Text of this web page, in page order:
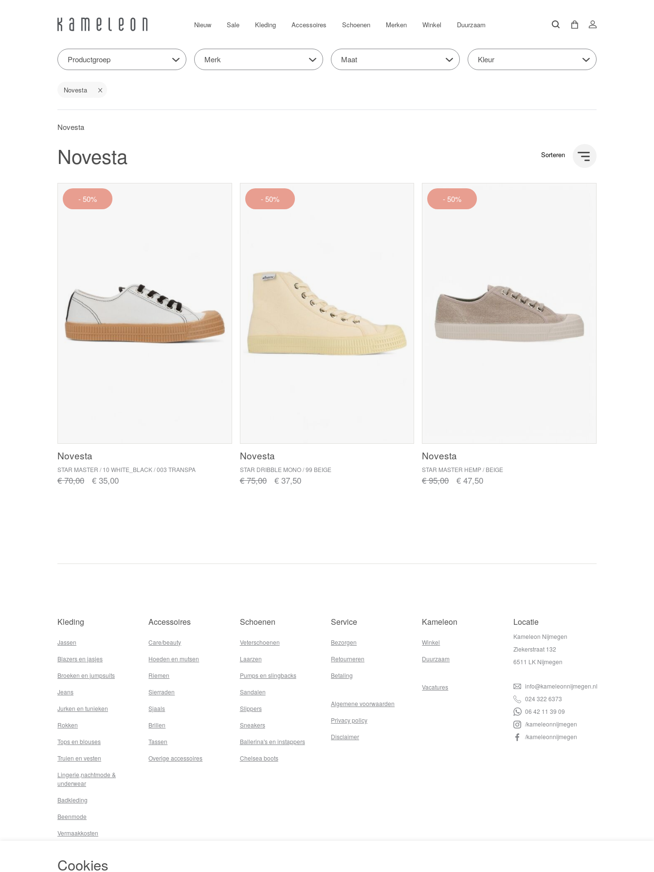
Nieuw Sale Kleding Accessoires Schoenen Merken Winkel Duurzaam
Productgroep Merk Maat Kleur
Novesta
Novesta
Novesta Sorteren
- 50%
Novesta
STAR MASTER / 10 WHITE_BLACK / 003 TRANSPA
€ 70,00 € 35,00
- 50%
Novesta
STAR DRIBBLE MONO / 99 BEIGE
€ 75,00 € 37,50
- 50%
Novesta
STAR MASTER HEMP / BEIGE
€ 95,00 € 47,50
Kleding
Jassen
Blazers en jasjes
Broeken en jumpsuits
Jeans
Jurken en tunieken
Rokken
Tops en blouses
Truien en vesten
Lingerie,nachtmode &
underwear
Badkleding
Beenmode
Vermaakkosten
Overige
Accessoires
Care/beauty
Hoeden en mutsen
Riemen
Sierraden
Sjaals
Brillen
Tassen
Overige accessoires
Schoenen
Veterschoenen
Laarzen
Pumps en slingbacks
Sandalen
Slippers
Sneakers
Ballerina's en instappers
Chelsea boots
Service
Bezorgen
Retourneren
Betaling
Algemene voorwaarden
Privacy policy
Disclaimer
Kameleon
Winkel
Duurzaam
Vacatures
Locatie
Kameleon Nijmegen
Ziekerstraat 132
6511 LK Nijmegen
info@kameleonnijmegen.nl
024 322 6373
06 42 11 39 09
/kameleonnijmegen
/kameleonnijmegen
Cookies